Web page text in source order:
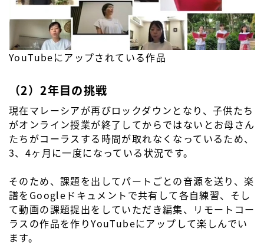
YouTubeにアップされている作品
（2）2年目の挑戦
現在マレーシアが再びロックダウンとなり、子供たち
がオンライン授業が終了してからではないとお母さん
たちがコーラスする時間が取れなくなっているため、
3、4ヶ月に一度になっている状況です。
そのため、課題を出してパートごとの音源を送り、楽
譜をGoogleドキュメントで共有して各自練習、そし
て動画の課題提出をしていただき編集、リモートコー
ラスの作品を作りYouTubeにアップして楽しんでい
ます。